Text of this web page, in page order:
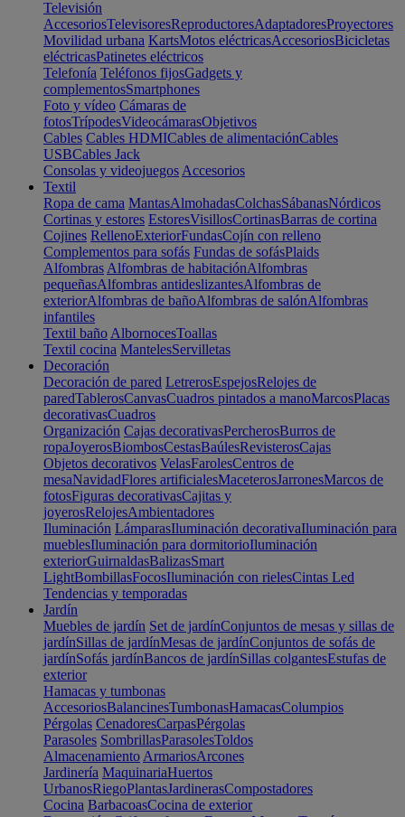
Televisión
AccesoriosTelevisoresReproductoresAdaptadoresProyectores
Movilidad urbana KartsMotos eléctricasAccesoriosBicicletas
eléctricasPatinetes eléctricos
Telefonía Teléfonos fijosGadgets y
complementosSmartphones
Foto y vídeo Cámaras de
fotosTrípodesVideocámarasObjetivos
Cables Cables HDMICables de alimentaciónCables
USBCables Jack
Consolas y videojuegos Accesorios
Textil
Ropa de cama MantasAlmohadasColchasSábanasNórdicos
Cortinas y estores EstoresVisillosCortinasBarras de cortina
Cojines RellenoExteriorFundasCojín con relleno
Complementos para sofás Fundas de sofásPlaids
Alfombras Alfombras de habitaciónAlfombras
pequeñasAlfombras antideslizantesAlfombras de
exteriorAlfombras de bañoAlfombras de salónAlfombras
infantiles
Textil baño AlbornocesToallas
Textil cocina MantelesServilletas
Decoración
Decoración de pared LetrerosEspejosRelojes de
paredTablerosCanvasCuadros pintados a manoMarcosPlacas
decorativasCuadros
Organización Cajas decorativasPercherosBurros de
ropaJoyerosBiombosCestasBaúlesRevisterosCajas
Objetos decorativos VelasFarolesCentros de
mesaNavidadFlores artificialesMaceterosJarronesMarcos de
fotosFiguras decorativasCajitas y
joyerosRelojesAmbientadores
Iluminación LámparasIluminación decorativaIluminación para
mueblesIluminación para dormitorioIluminación
exteriorGuirnaldasBalizasSmart
LightBombillasFocosIluminación con rielesCintas Led
Tendencias y temporadas
Jardín
Muebles de jardín Set de jardínConjuntos de mesas y sillas de
jardínSillas de jardínMesas de jardínConjuntos de sofás de
jardínSofás jardínBancos de jardínSillas colgantesEstufas de
exterior
Hamacas y tumbonas
AccesoriosBalancinesTumbonasHamacasColumpios
Pérgolas CenadoresCarpasPérgolas
Parasoles SombrillasParasolesToldos
Almacenamiento ArmariosArcones
Jardinería MaquinariaHuertos
UrbanosRiegoPlantasJardinerasCompostadores
Cocina BarbacoasCocina de exterior